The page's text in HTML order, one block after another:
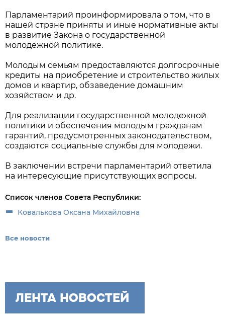
Парламентарий проинформировала о том, что в
нашей стране приняты и иные нормативные акты
в развитие Закона о государственной
молодежной политике.
Молодым семьям предоставляются долгосрочные
кредиты на приобретение и строительство жилых
домов и квартир, обзаведение домашним
хозяйством и др.
Для реализации государственной молодежной
политики и обеспечения молодым гражданам
гарантий, предусмотренных законодательством,
создаются социальные службы для молодежи.
В заключении встречи парламентарий ответила
на интересующие присутствующих вопросы.
Список членов Совета Республики:
Ковалькова Оксана Михайловна
Все новости
ЛЕНТА НОВОСТЕЙ